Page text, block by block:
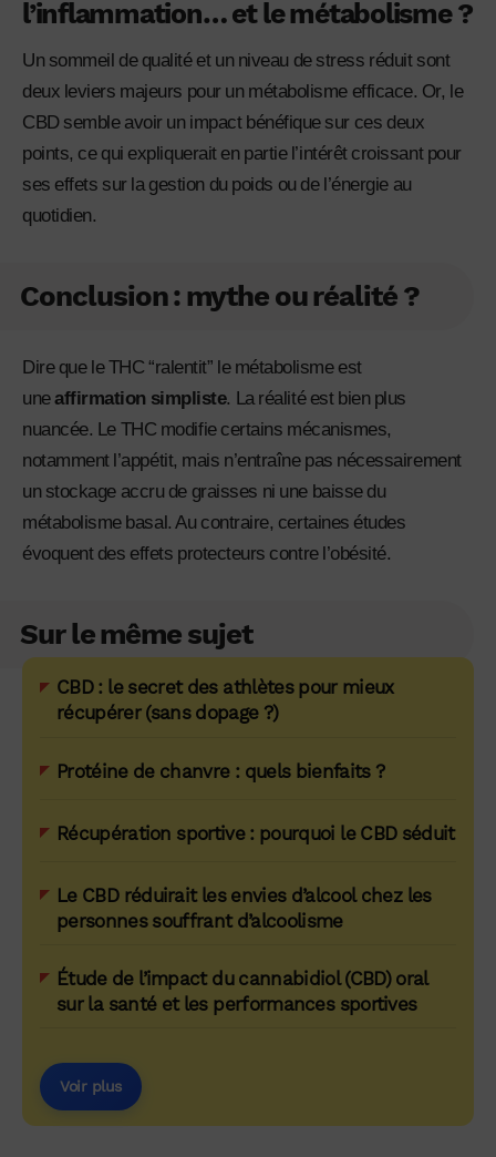
l’inflammation… et le métabolisme ?
Un sommeil de qualité et un niveau de stress réduit sont
deux leviers majeurs pour un métabolisme efficace. Or, le
CBD semble avoir un impact bénéfique sur ces deux
points, ce qui expliquerait en partie l’intérêt croissant pour
ses effets sur la gestion du poids ou de l’énergie au
quotidien.
Conclusion : mythe ou réalité ?
Dire que le THC “ralentit” le métabolisme est
uneaffirmation simpliste. La réalité est bien plus
nuancée. Le THC modifie certains mécanismes,
notamment l’appétit, mais n’entraîne pas nécessairement
un stockage accru de graisses ni une baisse du
métabolisme basal. Au contraire, certaines études
évoquent des effets protecteurs contre l’obésité.
Sur le même sujet
CBD : le secret des athlètes pour mieux
récupérer (sans dopage ?)
Protéine de chanvre : quels bienfaits ?
Récupération sportive : pourquoi le CBD séduit
Le CBD réduirait les envies d’alcool chez les
personnes souffrant d’alcoolisme
Étude de l’impact du cannabidiol (CBD) oral
sur la santé et les performances sportives
Voir plus